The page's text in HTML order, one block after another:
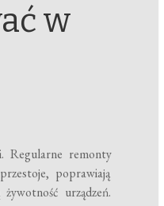
w
Regularne remonty
poprawiają
urządzeń.